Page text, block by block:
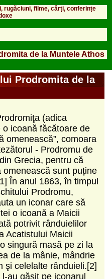
rugăciuni, filme, cărți, conferințe
de la Muntele Athos
Prodromita de la
(adica
icoană făcătoare de
omenească”, comoara
- Prodromu de
Grecia, pentru că
sunt puține
În anul 1863, în timpul
Prodromu,
un iconar care să
o icoană a Maicii
potrivit rânduielilor
Acatistului Maicii
singură masă pe zi la
de la mânie, mândrie
şi celelalte rânduieli.[2]
au găsit pe iconarul